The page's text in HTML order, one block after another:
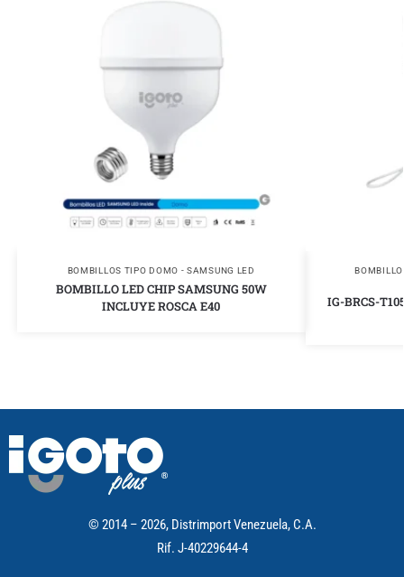
BOMBILLOS TIPO DOMO - SAMSUNG LED
BOMBILLO LED CHIP SAMSUNG 50W
INCLUYE ROSCA E40
IG-BRCS-
© 2014 – 2026, Distrimport Venezuela, C.A.
Rif. J-40229644-4